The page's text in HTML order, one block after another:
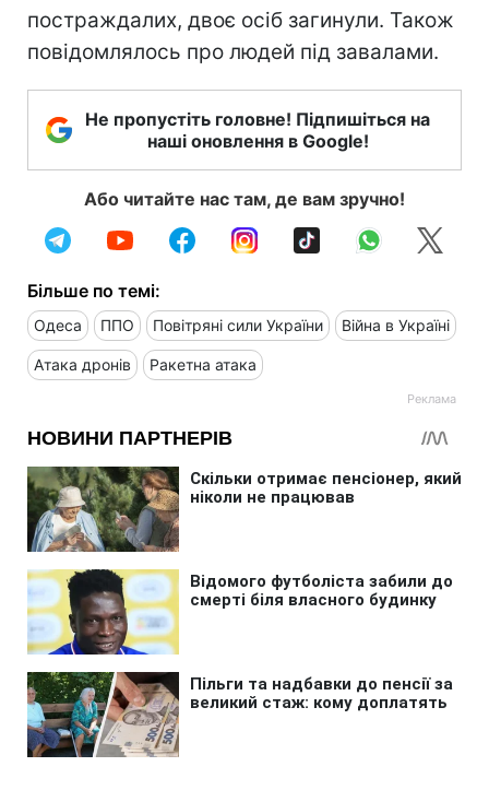
постраждалих, двоє осіб загинули. Також
повідомлялось про людей під завалами.
Не пропустіть головне! Підпишіться на
наші оновлення в Google!
Або читайте нас там, де вам зручно!
Більше по темі:
Одеса ППО Повітряні сили України Війна в Україні
Атака дронів Ракетна атака